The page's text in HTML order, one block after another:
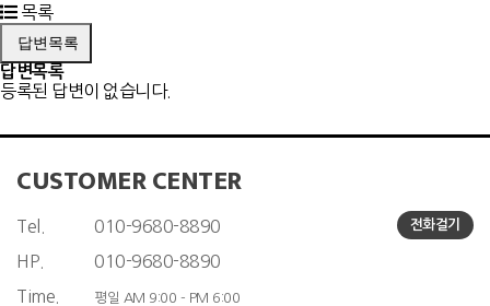
목록
답변목록
답변목록
등록된 답변이 없습니다.
CUSTOMER CENTER
Tel. 010-9680-8890 전화걸기
HP.
010-9680-8890
Time.
평일 AM 9:00 - PM 6:00